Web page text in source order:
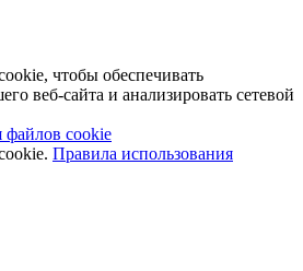
чтобы обеспечивать
веб-сайта и анализировать сетевой
файлов cookie
Правила использования